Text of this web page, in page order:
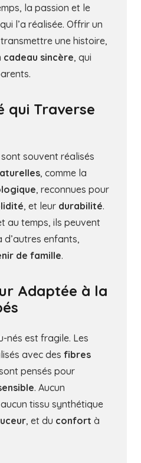
la passion et le
l’a réalisée. Offrir un
une histoire,
cadeau sincère, qui
qui Traverse
souvent réalisés
, comme la
, reconnues pour
, et leur durabilité.
au temps, ils peuvent
d’autres enfants,
de famille.
Adaptée à la
nés est fragile. Les
avec des fibres
pensés pour
. Aucun
tissu synthétique
, et du confort à